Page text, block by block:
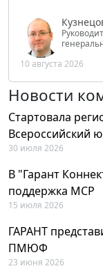
РФ
10 августа 2026
Новости
Стартовала
Всероссийский
30 июля 2026
В "Гарант
поддержка MCP
15 июля 2026
ГАРАНТ
ПМЮФ
23 июня 2026